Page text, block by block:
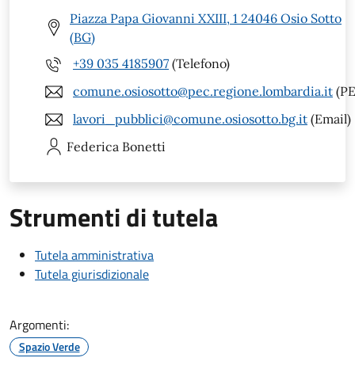
Piazza Papa Giovanni XXIII, 1 24046 Osio Sotto
(BG)
+39 035 4185907 (Telefono)
comune.osiosotto@pec.regione.lombardia.it
lavori_pubblici@comune.osiosotto.bg.it (Email)
Federica Bonetti
Strumenti di tutela
Tutela amministrativa
Tutela giurisdizionale
Argomenti:
Spazio Verde